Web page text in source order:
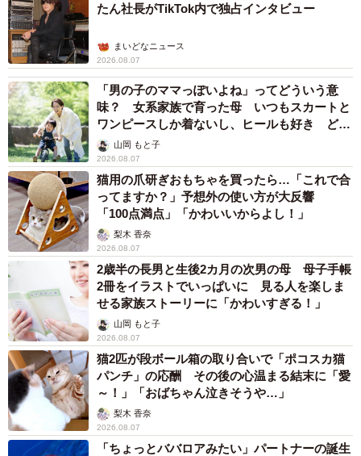
たん社長がTikTok内で独占インタビュー
まいどなニュース
2026.08.07
「男の子のママっぽいよね」ってどういう意
味？ 女系家族で育った母 いつもスカートと
ワンピースしか着ないし、ヒールも好き どの
へんが…
山岡 もと子
2026.08.07
猫用の爪研ぎおもちゃを買ったら…「これで合
ってますか？」予想外の使い方が大反響
「100点満点」「かわいいからよし！」
梨木 香奈
2026.08.07
2歳半の長男と生後2カ月の次男の母 母子手帳
2冊をイラストでいっぱいに 見る人を楽しま
せる家族ストーリーに「かわいすぎる！」
山岡 もと子
2026.08.07
猫2匹が段ボール箱の取り合いで「ポコスカ猫
パンチ」の応酬 その後の心温まる結末に「愛
～！」「おばちゃん泣きそうや…」
梨木 香奈
2026.08.07
「ちょっとババロアみたい」パートナーの誕生